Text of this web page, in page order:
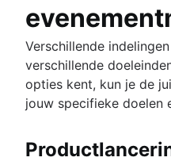
Verschillende
verschillende
opties kent, kun je de
jouw specifieke doelen